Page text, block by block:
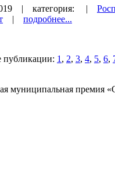
| категория: |
| подробнее...
1 , 2, 3, 4, 5, 6,
муниципальная премия